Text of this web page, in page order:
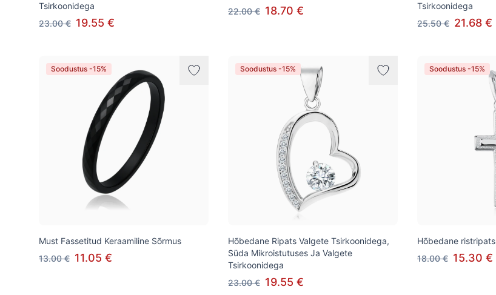
Tsirkoonidega
23.00 € 19.55 €
22.00 € 18.70 €
Tsirkoonidega
25.50 € 21.68 €
Soodustus -15%
Must Fassetitud Keraamiline Sõrmus
13.00 € 11.05 €
Soodustus -15%
Hõbedane Ripats Valgete Tsirkoonidega,
Süda Mikroistutuses Ja Valgete
Tsirkoonidega
23.00 € 19.55 €
Soodustus -15%
Hõbedane ristripats
18.00 € 15.30 €